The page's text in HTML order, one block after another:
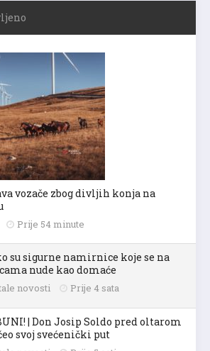
vozače zbog divljih konja na
Prije 54 minute
su sigurne namirnice koje se na
nude kao domaće
novosti Prije 4 sata
| Don Josip Soldo pred oltarom
svoj svećenički put